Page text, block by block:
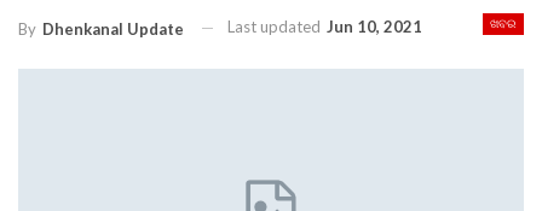
ଖବର
By Dhenkanal Update Last updated Jun 10, 2021